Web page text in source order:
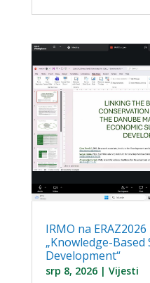
IRMO na
„Knowledge-Based
Development“
srp 8, 2026| Vijesti